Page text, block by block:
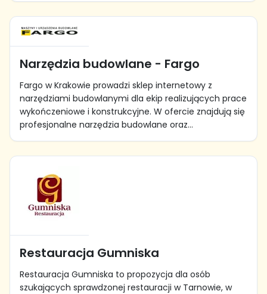
Narzędzia budowlane - Fargo
Fargo w Krakowie prowadzi sklep internetowy z
narzędziami budowlanymi dla ekip realizujących prace
wykończeniowe i konstrukcyjne. W ofercie znajdują się
profesjonalne narzędzia budowlane oraz...
Restauracja Gumniska
Restauracja Gumniska to propozycja dla osób
szukających sprawdzonej restauracji w Tarnowie, w